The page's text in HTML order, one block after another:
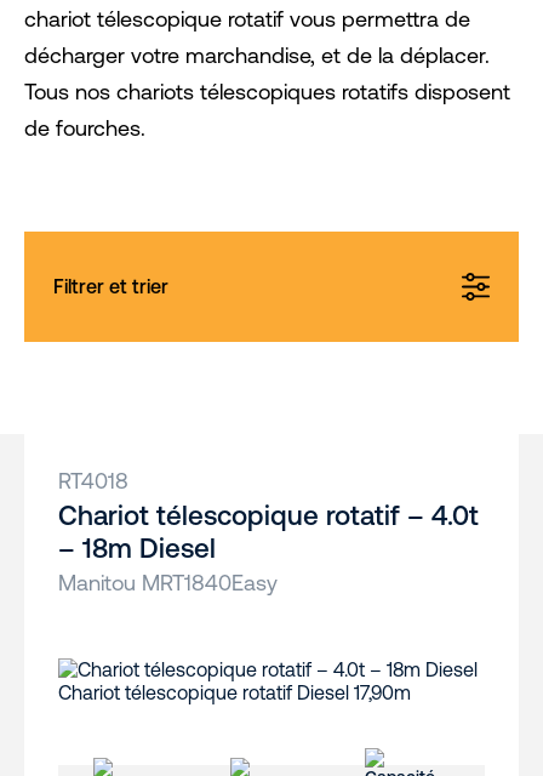
chariot télescopique rotatif vous permettra de
décharger votre marchandise, et de la déplacer.
Tous nos chariots télescopiques rotatifs disposent
de fourches.
Filtrer et trier
RT4018
Chariot télescopique rotatif – 4.0t
– 18m Diesel
Manitou MRT1840Easy